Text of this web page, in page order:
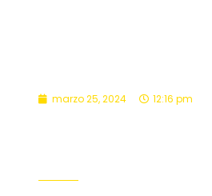
marzo 25, 2024 12:16 pm